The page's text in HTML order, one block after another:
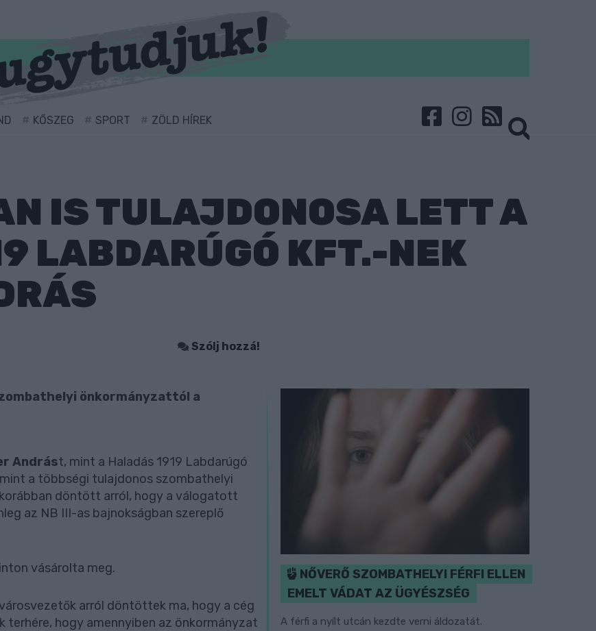
KŐSZEG SPORT ZÖLD HÍREK
IS TULAJDONOSA LETT A
LABDARÚGÓ KFT.-NEK
Szólj hozzá!
önkormányzattól a
Andrást, mint a Haladás 1919 Labdarúgó
a többségi tulajdonos szombathelyi
döntött arról, hogy a válogatott
az NB III-as bajnokságban szereplő
vásárolta meg.
arról döntöttek ma, hogy a cég
hogy amennyiben az önkormányzat
NŐVERŐ SZOMBATHELYI FÉRFI ELLEN
EMELT VÁDAT AZ ÜGYÉSZSÉG
A férfi a nyílt utcán kezdte verni áldozatát.